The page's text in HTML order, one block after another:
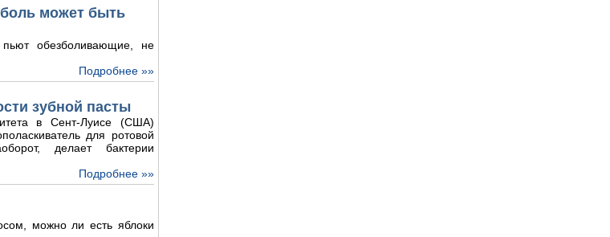
боль может быть
обезболивающие, не
Подробнее »»
зубной пасты
в Сент-Луисе (США)
для ротовой
делает бактерии
Подробнее »»
можно ли есть яблоки